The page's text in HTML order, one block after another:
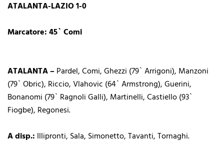
ATALANTA-LAZIO 1-0
Marcatore: 45` Comi
ATALANTA –Pardel, Comi, Ghezzi (79` Arrigoni), Manzoni
(79` Obric), Riccio, Vlahovic (64` Armstrong), Guerini,
Bonanomi (79` Ragnoli Galli), Martinelli, Castiello (93`
Fiogbe), Regonesi.
A disp.: Illipronti, Sala, Simonetto, Tavanti, Tornaghi.